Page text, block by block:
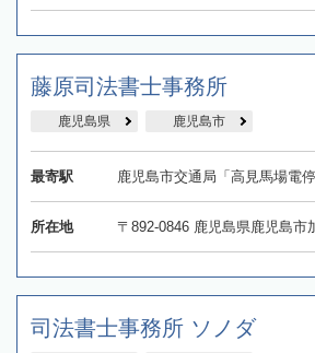
藤原司法書士事務所
鹿児島県 鹿児島市
最寄駅 鹿児島市交通局「高見馬場電
所在地 〒892-0846 鹿児島県鹿児島市
司法書士事務所 ソノダ